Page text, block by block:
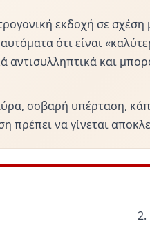
εκδοχή σε σχέση
ότι είναι
αντισυλληπτικά και
σοβαρή υπέρταση,
να γίνεται
2.